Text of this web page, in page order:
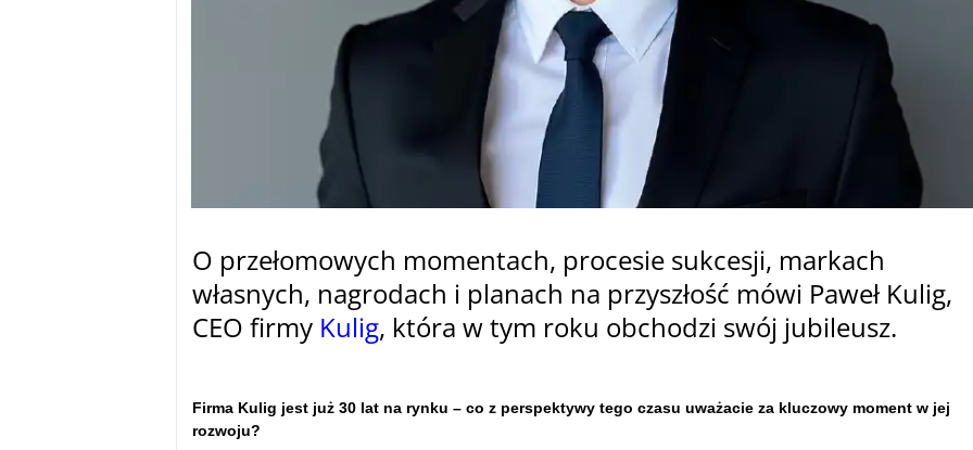
O przełomowych momentach, procesie sukcesji, markach
własnych, nagrodach i planach na przyszłość mówi Paweł Kulig,
CEO firmy Kulig, która w tym roku obchodzi swój jubileusz.
Firma Kulig jest już 30 lat na rynku – co z perspektywy tego czasu uważacie za kluczowy moment w jej
rozwoju?